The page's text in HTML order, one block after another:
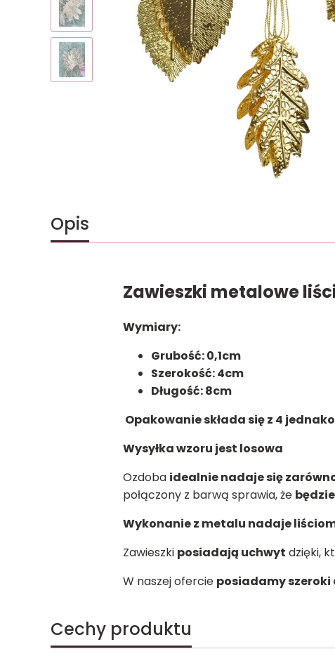
Opis
Zawieszki metalowe
Wymiary:
Grubość: 0,1cm
Szerokość: 4cm
Długość: 8cm
Opakowanie składa się z 4
Wysyłka wzoru jest losowa
Ozdoba idealnie nadaje się
połączony z barwą sprawia, że
Wykonanie z metalu nadaje
Zawieszki posiadają uchwyt dzięki,
W naszej ofercie posiadamy
Cechy produktu